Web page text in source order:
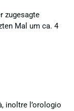
zugesagte
Mal um ca. 4
inoltre l’orologio